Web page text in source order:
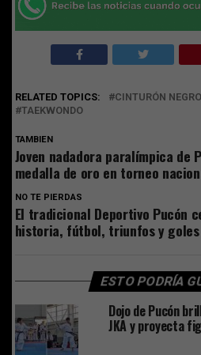
RELATED TOPICS: CINTURÓN NEGRO
TAEKWONDO
TAMBIEN
Joven nadadora paralímpica de
medalla de oro en torneo
NO TE PIERDAS
El tradicional Deportivo Pucón
historia, fútbol, triunfos y goles
ESTO PODRÍA
Dojo de Pucón
JKA y proyecta